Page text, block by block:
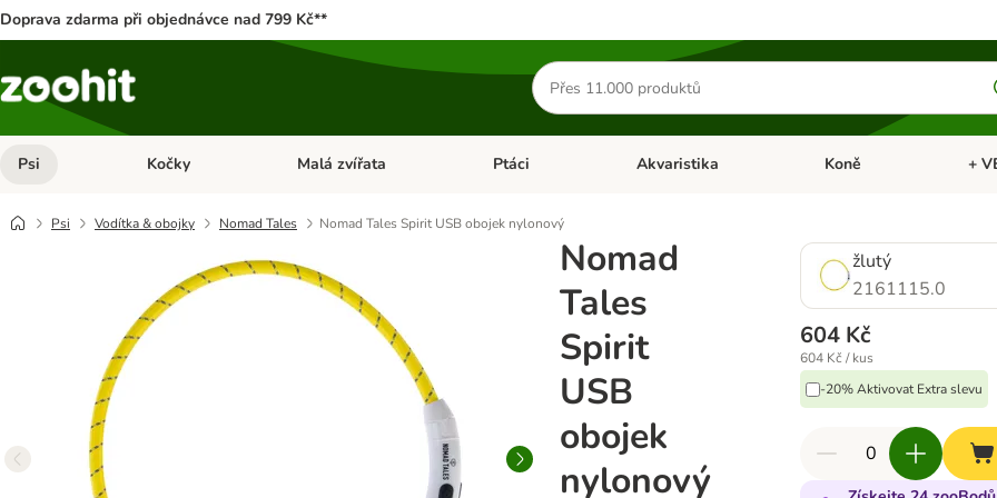
Doprava zdarma při objednávce nad 799 Kč**
Hledat
produkty
Psi Otevřít menu: Psi
Kočky Otevřít menu: Kočky
Malá zvířata Otevřít menu: Malá zvířata
Ptáci Otevřít menu: Ptáci
Akvaristika Otevřít menu: Akvaristika
Koně +
Psi Vodítka & obojky Nomad Tales Nomad Tales Spirit USB obojek nylonový
Nomad
Tales
Spirit
USB
obojek
nylonový
žlutý
2161115.0
604 Kč
604 Kč / kus
-20% Aktivovat Extra slevu